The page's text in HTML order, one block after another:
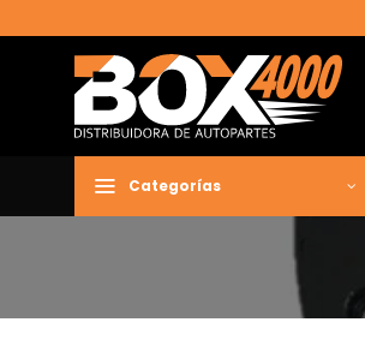
al
contenido
Categorías